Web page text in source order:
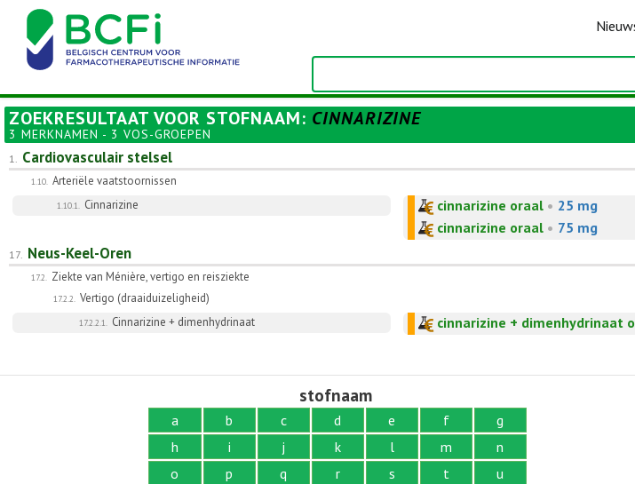
ZOEKRESULTAAT VOOR STOFNAAM: CINNARIZINE
3 MERKNAMEN - 3 VOS-GROEPEN
1. Cardiovasculair stelsel
1.10. Arteriële vaatstoornissen
1.10.1. Cinnarizine cinnarizine oraal• 25 mg
cinnarizine oraal• 75 mg
17. Neus-Keel-Oren
17.2. Ziekte van Ménière, vertigo en reisziekte
17.2.2. Vertigo (draaiduizeligheid)
17.2.2.1. Cinnarizine + dimenhydrinaat cinnarizine + dimenhydrinaat
stofnaam
a b c d e f
g
h
i j k l m
n
o
p q r s t
u